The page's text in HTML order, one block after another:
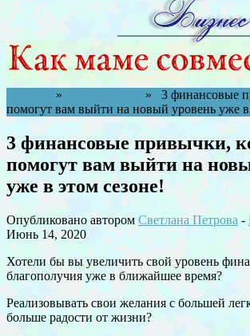
»
» 3 финансовые
помогут вам выйти на новый уровень уже в
3 финансовые привычки,
помогут вам выйти на
уже в этом сезоне!
Опубликовано автором Светлана Петрова -
Июнь 14, 2020
Хотели бы вы увеличить свой уровень
благополучия уже в ближайшее время?
Реализовывать свои желания с большей
больше радости от жизни?